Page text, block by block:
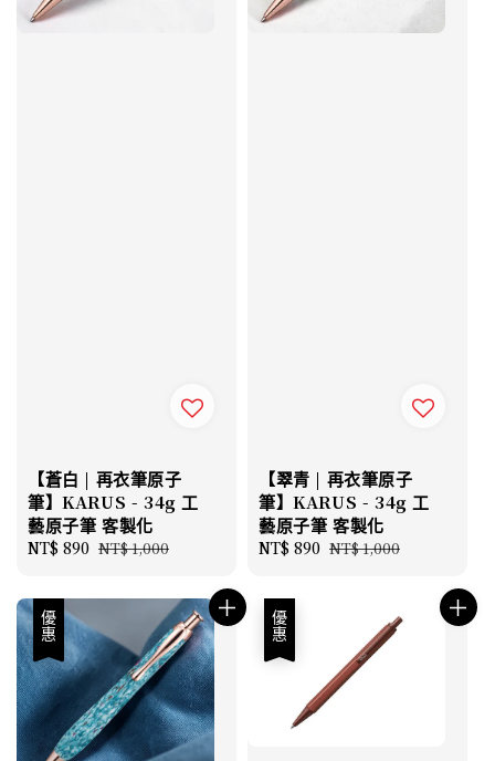
【蒼白 | 再衣筆原子
筆】KARUS - 34g 工
藝原子筆 客製化
Sale
NT$ 890 Regular
NT$ 1,000
【翠青 | 再衣筆原子
筆】KARUS - 34g 工
藝原子筆 客製化
Sale
NT$ 890 Regular
NT$ 1,000
優惠 優惠